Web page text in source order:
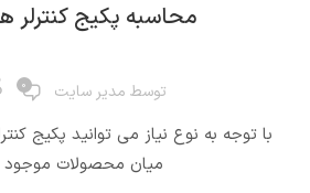
محاسبه پکیج کنترلر
توسط مدیر سایت 0
با توجه به نوع نیاز می توانید پکیج
میان محصولات موجود